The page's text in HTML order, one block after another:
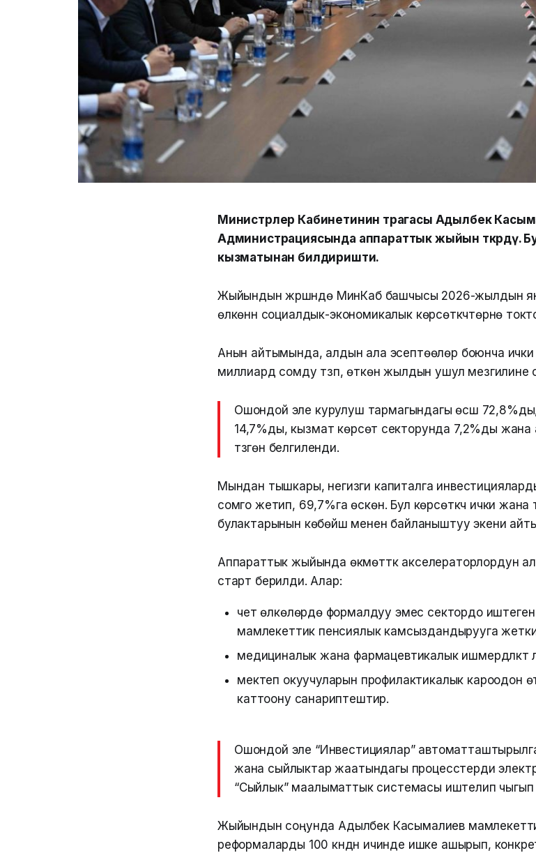
Министрлер Кабинетинин төрагасы Адылбек
Администрациясында аппараттык жыйын өткөрдү.
кызматынан билдиришти.
Жыйындын жүрүшүндө МинКаб башчысы 2026-жылдын
өлкөнүн социалдык-экономикалык көрсөткүчтөрүнө
Анын айтымында, алдын ала эсептөөлөр боюнча ички
миллиард сомду түзүп, өткөн жылдын ушул
Ошондой эле курулуш тармагындагы өсүш
14,7%ды, кызмат көрсөтүү секторунда 7,2%ды
түзгөнү белгиленди.
Мындан тышкары, негизги капиталга
сомго жетип, 69,7%га өскөн. Бул көрсөткүч ички
булактарынын көбөйүшү менен байланыштуу экени
Аппараттык жыйында өкмөттүк акселераторлордун
старт берилди. Алар:
чет өлкөлөрдө формалдуу эмес сектордо иштеген
мамлекеттик пенсиялык камсыздандырууга
медициналык жана фармацевтикалык ишмердүүлүктү
мектеп окуучуларын профилактикалык кароодон
каттоону санариптештирүү.
Ошондой эле “Инвестициялар”
жана сыйлыктар жаатындагы процесстерди
“Сыйлык” маалыматтык системасы иштелип
Жыйындын соңунда Адылбек Касымалиев
реформаларды 100 күндүн ичинде ишке ашырып,